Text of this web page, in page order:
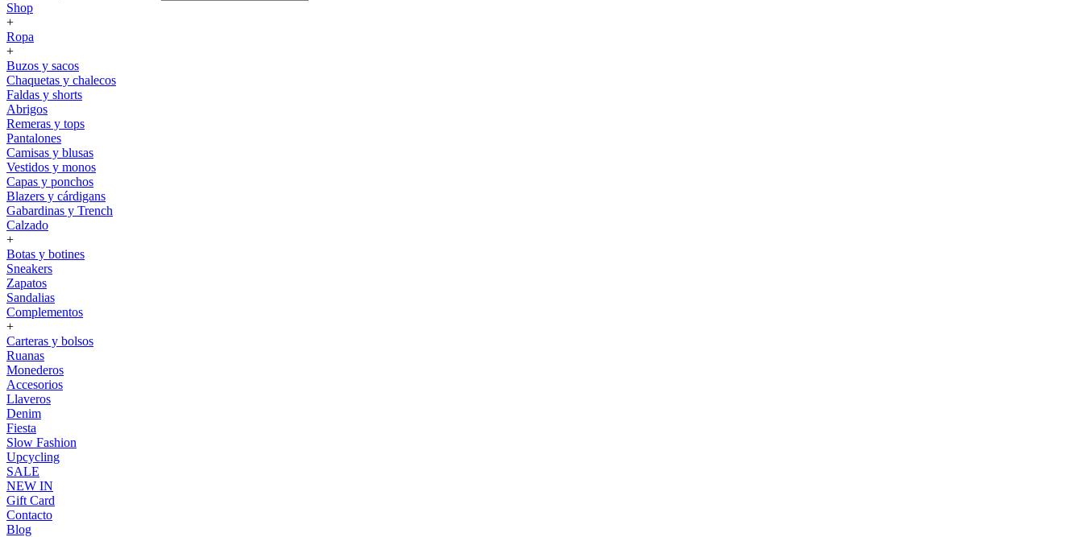
Shop
+
Ropa
+
Buzos y sacos
Chaquetas y chalecos
Faldas y shorts
Abrigos
Remeras y tops
Pantalones
Camisas y blusas
Vestidos y monos
Capas y ponchos
Blazers y cárdigans
Gabardinas y Trench
Calzado
+
Botas y botines
Sneakers
Zapatos
Sandalias
Complementos
+
Carteras y bolsos
Ruanas
Monederos
Accesorios
Llaveros
Denim
Fiesta
Slow Fashion
Upcycling
SALE
NEW IN
Gift Card
Contacto
Blog